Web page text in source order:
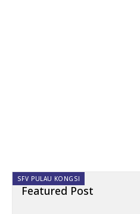
Featured Post
SFV PULAU KONGSI